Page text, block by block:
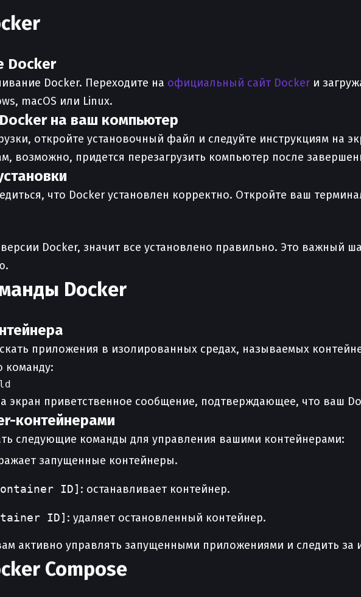
Docker
Docker. Переходите на официальный сайт Docker и
macOS или Linux.
на ваш компьютер
откройте установочный файл и следуйте инструкциям на
возможно, придется перезагрузить компьютер после
что Docker установлен корректно. Откройте ваш
Docker, значит все установлено правильно. Это важный
Docker
приложения в изолированных средах, называемых
команду:
экран приветственное сообщение, подтверждающее, что ваш
контейнерами
следующие команды для управления вашими контейнерами:
запущенные контейнеры.
ID] : останавливает контейнер.
ID] : удаляет остановленный контейнер.
активно управлять запущенными приложениями и следить за
Compose